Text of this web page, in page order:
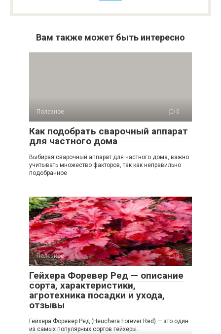
Вам также может быть интересно
Полезное 0
Как подобрать сварочный аппарат
для частного дома
Выбирая сварочный аппарат для частного дома, важно
учитывать множество факторов, так как неправильно
подобранное
Полезное 0
Гейхера Форевер Ред — описание
сорта, характеристики,
агротехника посадки и ухода,
отзывы
Гейхера Форевер Ред (Heuchera Forever Red) — это один
из самых популярных сортов гейхеры.